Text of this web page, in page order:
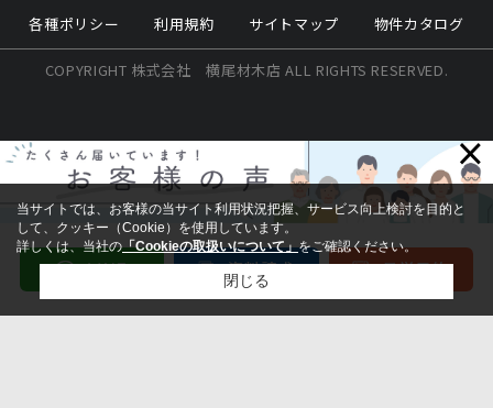
各種ポリシー 利用規約 サイトマップ 物件カタログ
COPYRIGHT 株式会社 横尾材木店 ALL RIGHTS RESERVED.
×
当サイトでは、お客様の当サイト利用状況把握、サービス向上検討を目的と
して、クッキー（Cookie）を使用しています。
詳しくは、当社の「Cookieの取扱いについて」をご確認ください。
閉じる